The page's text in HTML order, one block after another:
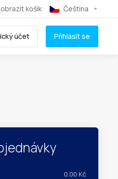
košík Čeština
účet Přihlásit se
0.00 Kč